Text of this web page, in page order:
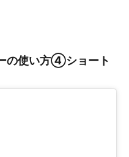
の使い方④ショート